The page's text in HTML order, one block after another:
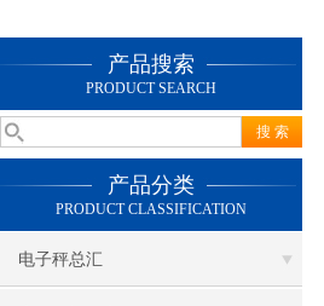
产品搜索
PRODUCT SEARCH
产品分类
PRODUCT CLASSIFICATION
电子秤总汇